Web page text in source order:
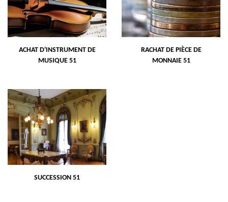
ACHAT D'INSTRUMENT DE
MUSIQUE 51
RACHAT DE PIÈCE DE
MONNAIE 51
SUCCESSION 51